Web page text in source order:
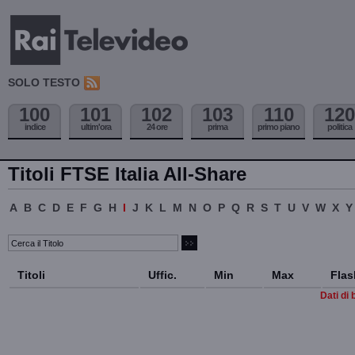
SOLO TESTO
100
indice
101
ultim'ora
102
24 ore
103
prima
110
primo piano
120
politica
Titoli FTSE Italia All-Share
A B C D E F G H I J K L M N O P Q R S T U V W X Y
Titoli Uffic. Min Max
Dati di